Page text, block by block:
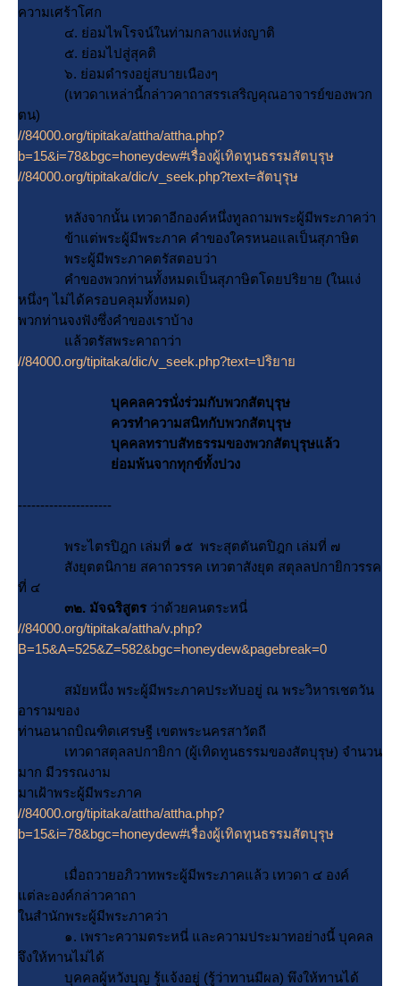
ความเศร้าโศก
๔. ย่อมไพโรจน์ในท่ามกลางแห่งญาติ
๕. ย่อมไปสู่สุคติ
๖. ย่อมดำรงอยู่สบายเนืองๆ
(เทวดาเหล่านี้กล่าวคาถาสรรเสริญคุณอาจารย์ของพวก
ตน)
//84000.org/tipitaka/attha/attha.php?
b=15&i=78&bgc=honeydew#เรื่องผู้เทิดทูนธรรมสัตบุรุษ
//84000.org/tipitaka/dic/v_seek.php?text=สัตบุรุษ
หลังจากนั้น เทวดาอีกองค์หนึ่งทูลถามพระผู้มีพระภาคว่า
ข้าแต่พระผู้มีพระภาค คำของใครหนอแลเป็นสุภาษิต
พระผู้มีพระภาคตรัสตอบว่า
คำของพวกท่านทั้งหมดเป็นสุภาษิตโดยปริยาย (ในแง่
หนึ่งๆ ไม่ได้ครอบคลุมทั้งหมด)
พวกท่านจงฟังซึ่งคำของเราบ้าง
ล้วตรัสพระคาถาว่า
//84000.org/tipitaka/dic/v_seek.php?text=ปริยา
บุคคลควรนั่งร่วมกับพวกสัตบุรุษ
ควรทำความสนิทกับพวกสัตบุรุษ
บุคคลทราบสัทธรรมของพวกสัตบุรุษแล้ว
่อมพ้นจากทุกข์ทั้งปวง
---------------------
พระไตรปิฎก เล่มที่ ๑๕ พระสุตตันตปิฎก เล่มที่ ๗
สังยุตตนิกาย สคาถวรรค เทวตาสังยุต สตุลลปกายิกวรรค
ที่ ๔
๓๒. มัจฉริสูตร ว่าด้วยคนตระหนี่
//84000.org/tipitaka/attha/v.php?
B=15&A=525&Z=582&bgc=honeydew&pagebreak=0
สมัยหนึ่ง พระผู้มีพระภาคประทับอยู่ ณ พระวิหารเชตวัน
อารามของ
ท่านอนาถบิณฑิตเศรษฐี เขตพระนครสาวัตถี
เทวดาสตุลลปกายิกา (ผู้เทิดทูนธรรมของสัตบุรุษ) จำนวน
มาก มีวรรณงาม
มาเฝ้าพระผู้มีพระภาค
//84000.org/tipitaka/attha/attha.php?
b=15&i=78&bgc=honeydew#เรื่องผู้เทิดทูนธรรมสัตบุรุษ
เมื่อถวายอภิวาทพระผู้มีพระภาคแล้ว เทวดา ๔ องค์
ต่ละองค์กล่าวคาถา
นสำนักพระผู้มีพระภาคว่า
๑. เพราะความตระหนี่ และความประมาทอย่างนี้ บุคคล
จึงให้ทานไม่ได้
บุคคลผู้หวังบุญ รู้แจ้งอยู่ (รู้ว่าทานมีผล) พึงให้ทานได้